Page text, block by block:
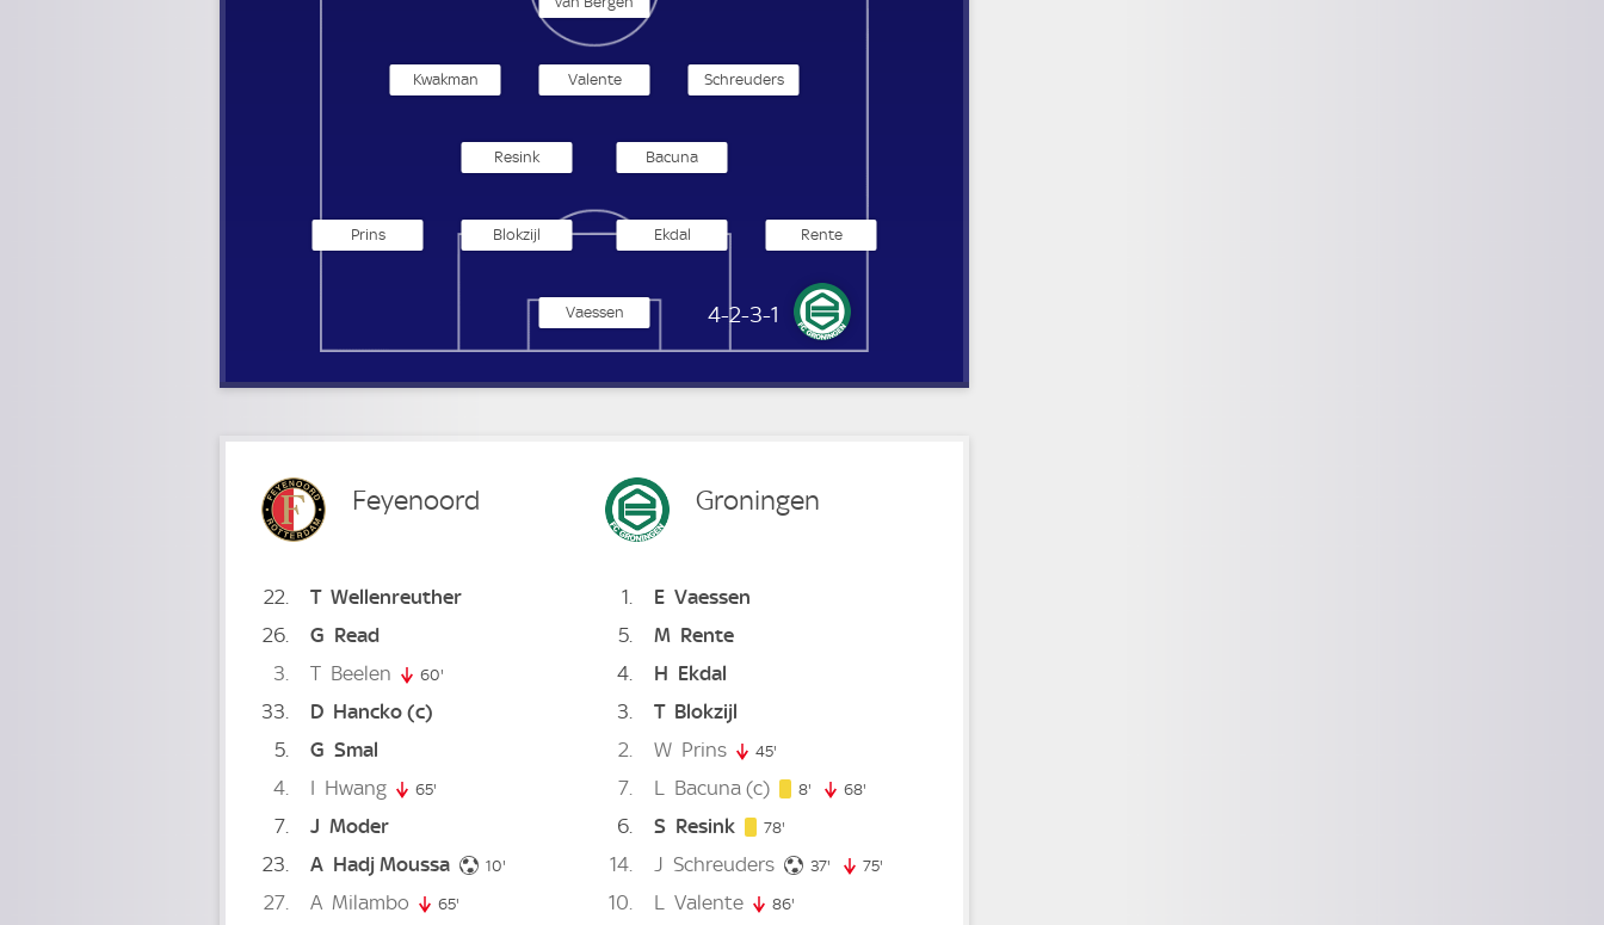
FC Groningen
4-2-3-1
Vaessen
Rente
Ekdal
Blokzijl
Prins
Bacuna
Resink
Schreuders
Valente
Kwakman
Feyenoord
22 T Wellenreuther
26
G Read
3
T Beelen 60'
33 D Hancko(c)
5
G Smal
4
I Hwang 65'
7 J Moder
23
A Hadj Moussa 10'
27 A Milambo 65'
Groningen
1 E Vaessen
5
M Rente
4
H Ekdal
3
T Blokzijl
2
W Prins 45'
7 L Bacuna(c) 8' 8. minute
68'
6 S Resink 78'
14 J Schreuders 37' 37. minute
75'
10 L Valente 86'